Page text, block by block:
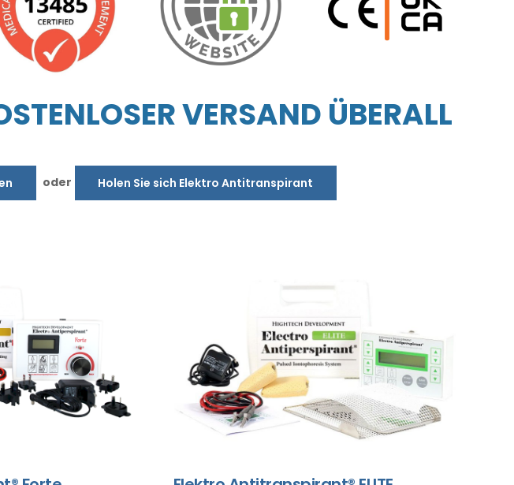
VERSAND ÜBERALL
oder Holen Sie sich Elektro Antitranspirant